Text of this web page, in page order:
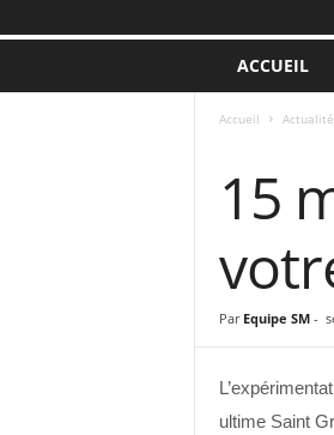
ACCUEIL
Accueil
15
Par Equipe SM-
ultime Saint